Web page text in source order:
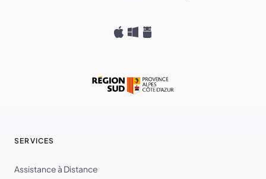
SERVICES
Assistance à Distance